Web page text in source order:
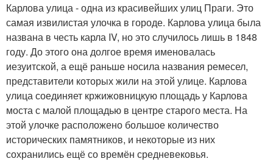
Карлова улица - одна из красивейших улиц Праги. Это
самая извилистая улочка в городе. Карлова улица была
названа в честь карла IV, но это случилось лишь в 1848
году. До этого она долгое время именовалась
иезуитской, а ещё раньше носила названия ремесел,
представители которых жили на этой улице. Карлова
улица соединяет кржижовницкую площадь у Карлова
моста с малой площадью в центре старого места. На
этой улочке расположено большое количество
исторических памятников, и некоторые из них
сохранились ещё со времён средневековья.